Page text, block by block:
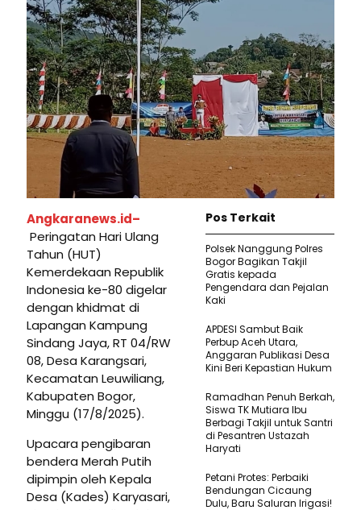
Angkaranews.id–
Peringatan Hari Ulang
Tahun (HUT)
Kemerdekaan Republik
Indonesia ke-80 digelar
dengan khidmat di
Lapangan Kampung
Sindang Jaya, RT 04/RW
08, Desa Karangsari,
Kecamatan Leuwiliang,
Kabupaten Bogor,
Minggu (17/8/2025).
Upacara pengibaran
bendera Merah Putih
dipimpin oleh Kepala
Desa (Kades) Karyasari,
Pos Terkait
Polsek Nanggung Polres
Bogor Bagikan Takjil
Gratis kepada
Pengendara dan Pejalan
Kaki
APDESI Sambut Baik
Perbup Aceh Utara,
Anggaran Publikasi Desa
Kini Beri Kepastian Hukum
Ramadhan Penuh Berkah,
Siswa TK Mutiara Ibu
Berbagi Takjil untuk Santri
di Pesantren Ustazah
Haryati
Petani Protes: Perbaiki
Bendungan Cicaung
Dulu, Baru Saluran Irigasi!